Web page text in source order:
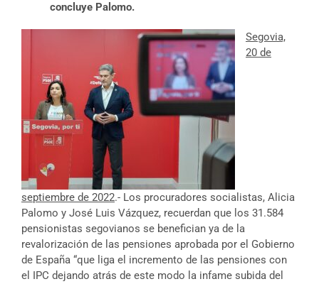
concluye Palomo.
Segovia,
20 de
septiembre de 2022.- Los procuradores socialistas, Alicia
Palomo y José Luis Vázquez, recuerdan que los 31.584
pensionistas segovianos se benefician ya de la
revalorización de las pensiones aprobada por el Gobierno
de España “que liga el incremento de las pensiones con
el IPC dejando atrás de este modo la infame subida del